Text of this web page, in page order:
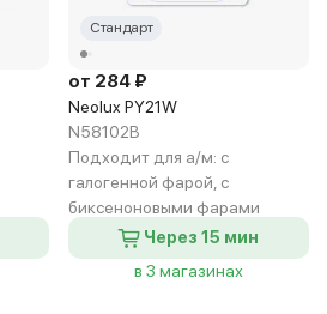
Стандарт
от 284 ₽
Neolux PY21W
N58102B
Подходит для а/м: с
галогенной фарой, с
биксеноновыми фарами
Через 15 мин
в 3 магазинах